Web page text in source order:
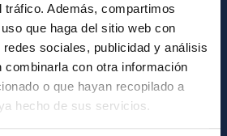
Además, compartimos
que haga del sitio web con
sociales, publicidad y análisis
combinarla con otra información
o que hayan recopilado a
hecho de sus servicios.